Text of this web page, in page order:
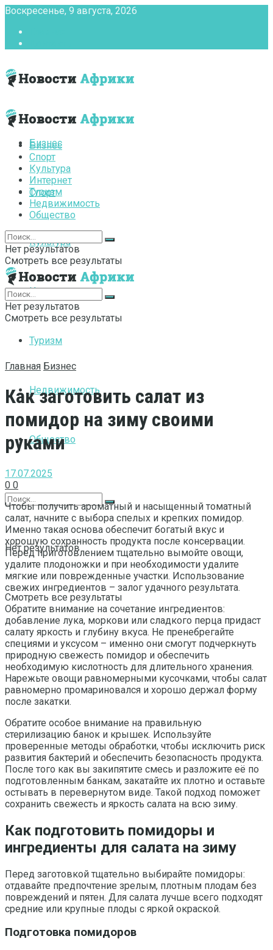
Воскресенье, 9 августа, 2026
Бизнес
Спорт
Культура
Интернет
Туризм
Недвижимость
Общество
Нет результатов
Смотреть все результаты
Бизнес
Спорт
Культура
Интернет
Туризм
Недвижимость
Общество
Нет результатов
Смотреть все результаты
Нет результатов
Смотреть все результаты
Главная Бизнес
Как заготовить салат из
помидор на зиму своими
руками
17.07.2025
0 0
Чтобы получить ароматный и насыщенный томатный
салат, начните с выбора спелых и крепких помидор.
Именно такая основа обеспечит богатый вкус и
хорошую сохранность продукта после консервации.
Перед приготовлением тщательно вымойте овощи,
удалите плодоножки и при необходимости удалите
мягкие или поврежденные участки. Использование
свежих ингредиентов – залог удачного результата.
Обратите внимание на сочетание ингредиентов:
добавление лука, моркови или сладкого перца придаст
салату яркость и глубину вкуса. Не пренебрегайте
специями и уксусом – именно они смогут подчеркнуть
природную свежесть помидор и обеспечить
необходимую кислотность для длительного хранения.
Нарежьте овощи равномерными кусочками, чтобы салат
равномерно промариновался и хорошо держал форму
после закатки.
Обратите особое внимание на правильную
стерилизацию банок и крышек. Используйте
проверенные методы обработки, чтобы исключить риск
развития бактерий и обеспечить безопасность продукта.
После того как вы закипятите смесь и разложите её по
подготовленным банкам, закатайте их плотно и оставьте
остывать в перевернутом виде. Такой подход поможет
сохранить свежесть и яркость салата на всю зиму.
Как подготовить помидоры и
ингредиенты для салата на зиму
Перед заготовкой тщательно выбирайте помидоры:
отдавайте предпочтение зрелым, плотным плодам без
повреждений и пятен. Для салата лучше всего подходят
средние или крупные плоды с яркой окраской.
Подготовка помидоров